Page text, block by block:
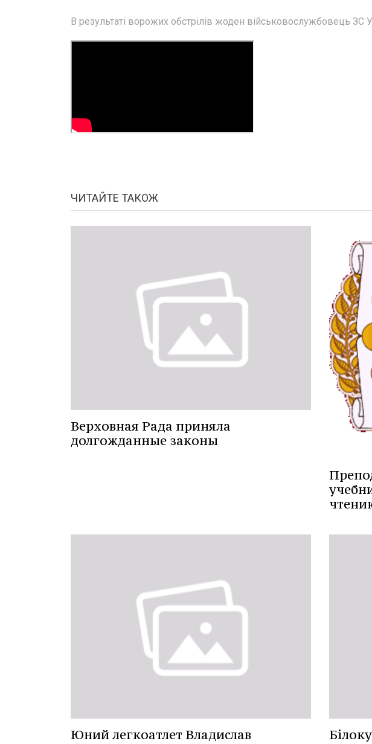
В результаті ворожих обстрілів жоден військовослужбовець ЗС
ЧИТАЙТЕ ТАКОЖ
Верховная Рада приняла
долгожданные законы
Юний легкоатлет Владислав